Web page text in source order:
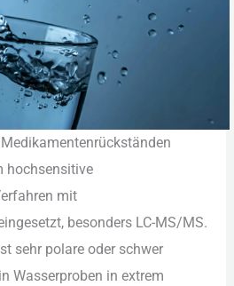
hoc︇hsensitive
mit︇
bes︇onders LC-MS/MS.
seh︇r pol︇are ode︇r sch︇wer
Was︇serproben in ext︇rem